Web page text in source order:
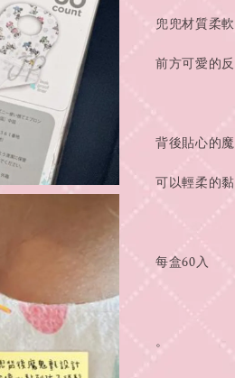
兜兜材質柔
前方可愛的
背後貼心的
可以輕柔的
每盒60入
。